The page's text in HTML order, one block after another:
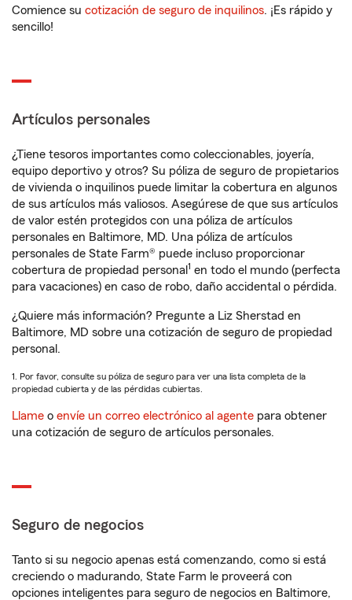
Comience su cotización de seguro de inquilinos. ¡Es rápido y
sencillo!
Artículos personales
¿Tiene tesoros importantes como coleccionables, joyería,
equipo deportivo y otros? Su póliza de seguro de propietarios
de vivienda o inquilinos puede limitar la cobertura en algunos
de sus artículos más valiosos. Asegúrese de que sus artículos
de valor estén protegidos con una póliza de artículos
personales en Baltimore, MD. Una póliza de artículos
personales de State Farm® puede incluso proporcionar
cobertura de propiedad personal 1 en todo el mundo (perfecta
para vacaciones) en caso de robo, daño accidental o pérdida.
¿Quiere más información? Pregunte a Liz Sherstad en
Baltimore, MD sobre una cotización de seguro de propiedad
personal.
1. Por favor, consulte su póliza de seguro para ver una lista completa de la
propiedad cubierta y de las pérdidas cubiertas.
Llame o envíe un correo electrónico al agente para obtener
una cotización de seguro de artículos personales.
Seguro de negocios
Tanto si su negocio apenas está comenzando, como si está
creciendo o madurando, State Farm le proveerá con
opciones inteligentes para seguro de negocios en Baltimore,